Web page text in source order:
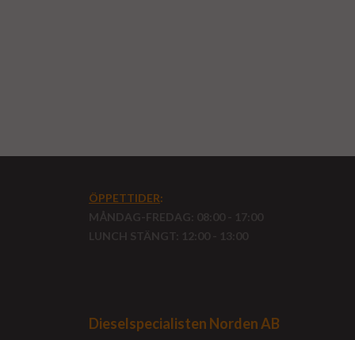
ÖPPETTIDER:
MÅNDAG-FREDAG: 08:00 - 17:00
LUNCH STÄNGT: 12:00 - 13:00
Dieselspecialisten Norden AB